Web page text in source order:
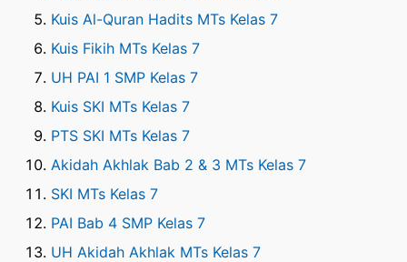
Kuis Al-Quran Hadits MTs Kelas 7
Kuis Fikih MTs Kelas 7
UH PAI 1 SMP Kelas 7
Kuis SKI MTs Kelas 7
PTS SKI MTs Kelas 7
Akidah Akhlak Bab 2 & 3 MTs Kelas 7
SKI MTs Kelas 7
PAI Bab 4 SMP Kelas 7
UH Akidah Akhlak MTs Kelas 7